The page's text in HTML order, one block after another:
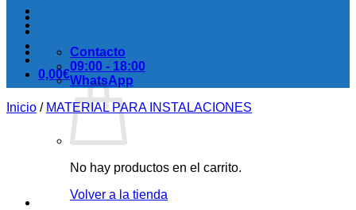
0,00€
No hay productos en el carrito.
Volver a la tienda
Contacto
09:00 - 18:00
WhatsApp
Inicio / MATERIAL PARA INSTALACIONES